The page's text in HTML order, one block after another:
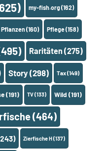
my-fish.org(162)
Pflanzen(160) Pflege(158)
Raritäten (275)
Story (298) Tax(149)
(191) TV(133) Wild (191)
(464)
Zierfische H(137)